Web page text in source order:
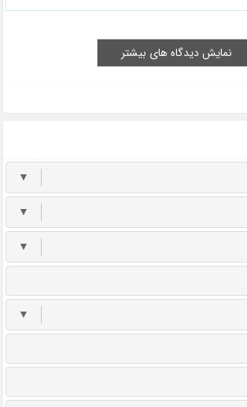
نمایش دیدگاه های بیشتر
▼
▼
▼
▼